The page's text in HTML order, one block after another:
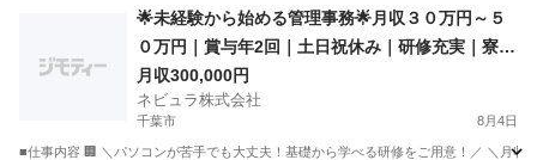
一般事務
🌟未経験から始める管理事務🌟月収３０万円～５
０万円｜賞与年2回｜土日祝休み｜研修充実｜寮・
住宅手当あり
月収300,000円
ネビュラ株式会社
千葉市 8月4日
■仕事内容 🏢 ＼パソコンが苦手でも大丈夫！基礎から学べる研修をご用意！／ ＼月